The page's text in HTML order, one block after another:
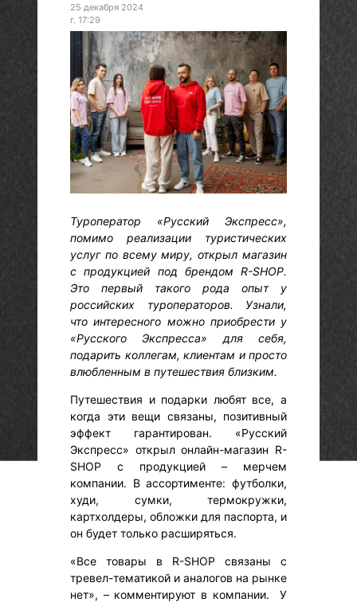
25 декабря 2024
г. 17:29
Туроператор «Русский Экспресс»,
помимо реализации туристических
услуг по всему миру, открыл магазин
с продукцией под брендом R-SHOP.
Это первый такого рода опыт у
российских туроператоров. Узнали,
что интересного можно приобрести у
«Русского Экспресса» для себя,
подарить коллегам, клиентам и просто
влюбленным в путешествия близким.
Путешествия и подарки любят все, а
когда эти вещи связаны, позитивный
эффект гарантирован. «Русский
Экспресс» открыл онлайн-магазин R-
SHOP с продукцией – мерчем
компании. В ассортименте: футболки,
худи, сумки, термокружки,
картхолдеры, обложки для паспорта, и
он будет только расширяться.
«Все товары в R-SHOP связаны с
тревел-тематикой и аналогов на рынке
нет», – комментируют в компании. У